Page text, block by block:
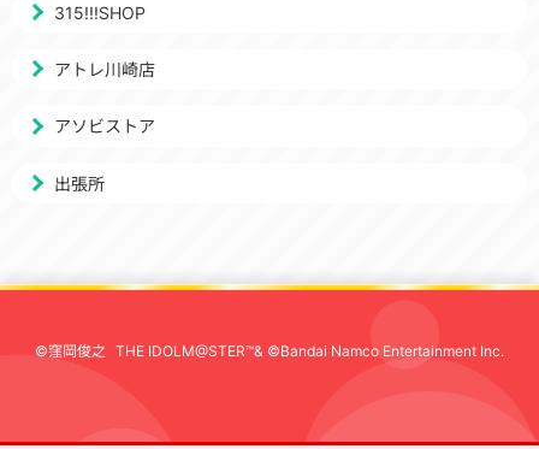
315!!!SHOP
アトレ川崎店
アソビストア
出張所
©窪岡俊之 THE IDOLM@STER™& ©Bandai Namco Entertainment Inc.